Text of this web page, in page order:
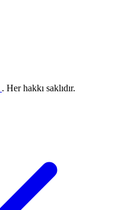
. Her hakkı saklıdır.